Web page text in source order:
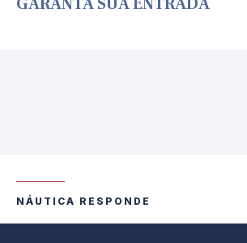
GARANTA SUA ENTRADA
NÁUTICA RESPONDE